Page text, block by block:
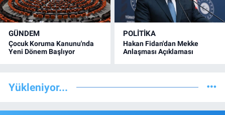
GÜNDEM
Çocuk Koruma Kanunu'nda
Yeni Dönem Başlıyor
POLİTİKA
Hakan Fidan'dan Mekke
Anlaşması Açıklaması
Yükleniyor...